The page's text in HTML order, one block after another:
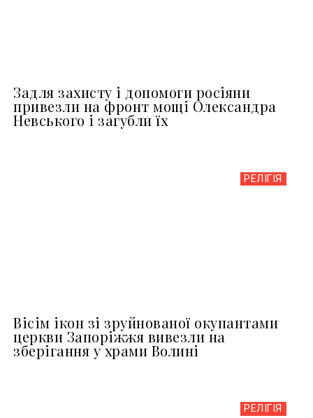
Задля захисту і допомоги росіяни
привезли на фронт мощі Олександра
Невського і загубли їх
РЕЛІГІЯ
Вісім ікон зі зруйнованої окупантами
церкви Запоріжжя вивезли на
зберігання у храми Волині
РЕЛІГІЯ